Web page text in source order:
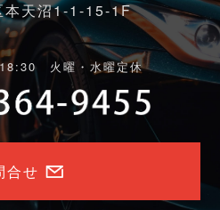
本天沼1-1-15-1F
火曜・水曜定休
合せ